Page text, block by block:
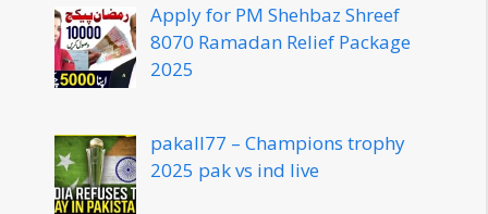
Apply for PM Shehbaz Shreef
8070 Ramadan Relief Package
2025
pakall77 – Champions trophy
2025 pak vs ind live